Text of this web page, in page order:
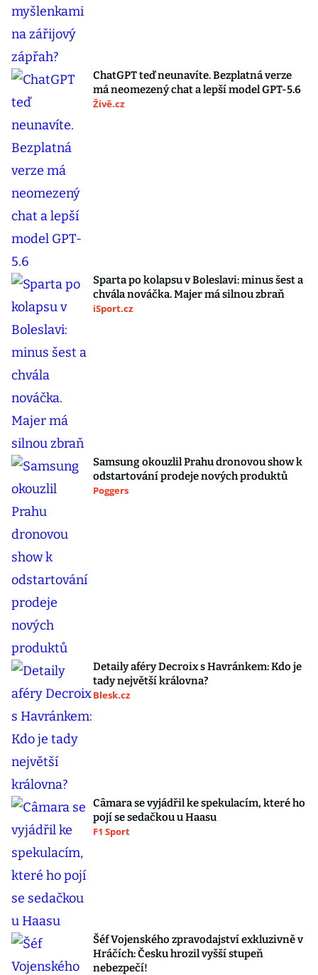
ChatGPT teď neunavíte. Bezplatná verze
má neomezený chat a lepší model GPT-5.6
Živě.cz
Sparta po kolapsu v Boleslavi: minus šest a
chvála nováčka. Majer má silnou zbraň
iSport.cz
Samsung okouzlil Prahu dronovou show k
odstartování prodeje nových produktů
Poggers
Detaily aféry Decroix s Havránkem: Kdo je
tady největší královna?
Blesk.cz
Câmara se vyjádřil ke spekulacím, které ho
pojí se sedačkou u Haasu
F1 Sport
Šéf Vojenského zpravodajství exkluzivně v
Hráčích: Česku hrozil vyšší stupeň
nebezpečí!